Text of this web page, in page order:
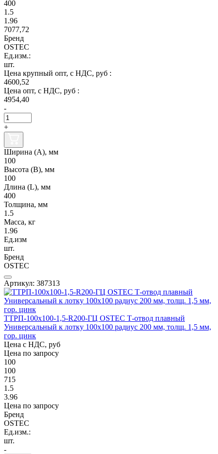
400
1.5
1.96
7077,72
Бренд
OSTEC
Ед.изм.:
шт.
Цена крупный опт, с НДС, руб :
4600,52
Цена опт, с НДС, руб :
4954,40
-
+
Ширина (А), мм
100
Высота (В), мм
100
Длина (L), мм
400
Толщина, мм
1.5
Масса, кг
1.96
Ед.изм
шт.
Бренд
OSTEC
Артикул: 387313
ТТРП-100х100-1,5-R200-ГЦ OSTEC Т-отвод плавный
Универсальный к лотку 100х100 радиус 200 мм, толщ. 1,5 мм,
гор. цинк
Цена с НДС, руб
Цена по запросу
100
100
715
1.5
3.96
Цена по запросу
Бренд
OSTEC
Ед.изм.:
шт.
-